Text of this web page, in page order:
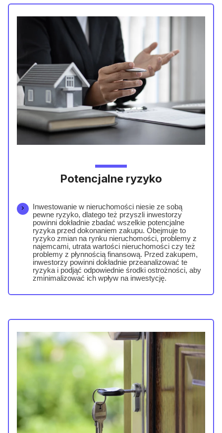
Potencjalne ryzyko
Inwestowanie w nieruchomości niesie ze sobą
pewne ryzyko, dlatego też przyszli inwestorzy
powinni dokładnie zbadać wszelkie potencjalne
ryzyka przed dokonaniem zakupu. Obejmuje to
ryzyko zmian na rynku nieruchomości, problemy z
najemcami, utrata wartości nieruchomości czy też
problemy z płynnością finansową. Przed zakupem,
inwestorzy powinni dokładnie przeanalizować te
ryzyka i podjąć odpowiednie środki ostrożności, aby
zminimalizować ich wpływ na inwestycję.